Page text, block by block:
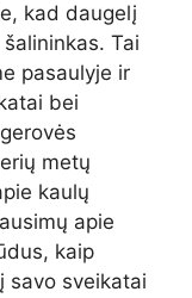
kad daugelį
Tai
pasaulyje ir
bei
metų
kaulų
apie
kaip
savo sveikatai